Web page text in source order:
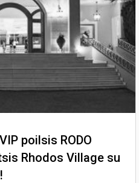
poilsis RODO
Rhodos Village su